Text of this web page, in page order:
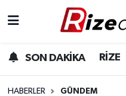
SON DAKİKA RİZE
HABERLER GÜNDEM
Gündem
Rize Hava Durumu